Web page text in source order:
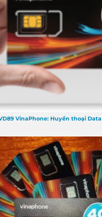
VinaPhone: Huyền thoại